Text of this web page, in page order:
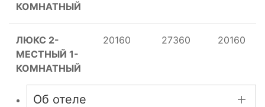
КОМНАТНЫЙ
ЛЮКС 2-
МЕСТНЫЙ 1-
КОМНАТНЫЙ
20160 27360 20160
Об отеле